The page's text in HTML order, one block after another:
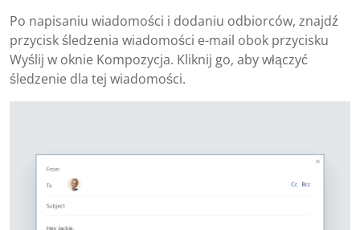
Po napisaniu wiadomości i dodaniu odbiorców, znajdź
przycisk śledzenia wiadomości e-mail obok przycisku
Wyślij w oknie Kompozycja. Kliknij go, aby włączyć
śledzenie dla tej wiadomości.